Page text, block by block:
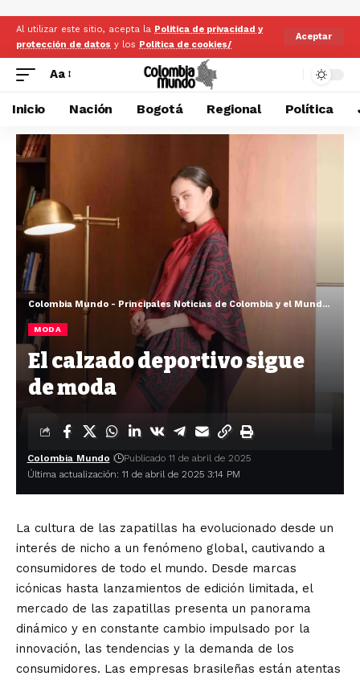
Al utilizar este sitio, acepta la Politica de privacidad y
protección de datos y los Politica de cookies/
Aceptar
Aa
Inicio Nación Bogotá Regional Política
Colombia Mundo - Principales Noticias de Colombia y el Mundo Hoy
MODA
El calzado deportivo sigue
de moda
Última actualización: 11 de abril de 2025 3:14 PM
Colombia Mundo Publicado 11 de abril de 2025
La cultura de las zapatillas ha evolucionado desde un
interés de nicho a un fenómeno global, cautivando a
consumidores de todo el mundo. Desde marcas
icónicas hasta lanzamientos de edición limitada, el
mercado de las zapatillas presenta un panorama
dinámico y en constante cambio impulsado por la
innovación, las tendencias y la demanda de los
consumidores. Las empresas brasileñas están atentas